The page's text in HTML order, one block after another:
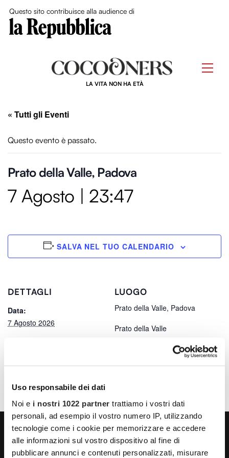
Uso responsabile dei dati
Noi e i nostri 1022 partner trattiamo i vostri dati
personali, ad esempio il vostro numero IP, utilizzando
tecnologie come i cookie per memorizzare e accedere
alle informazioni sul vostro dispositivo al fine di
pubblicare annunci e contenuti personalizzati, misurare
Questo sito contribuisce alla audience di
LA VITA NON HA ETÀ
« Tutti gli Eventi
Questo evento è passato.
Prato della Valle, Padova
7 Agosto | 23:47
SALVA NEL TUO CALENDARIO
DETTAGLI
Data:
7 Agosto 2026
LUOGO
Prato della Valle, Padova
Prato della Valle